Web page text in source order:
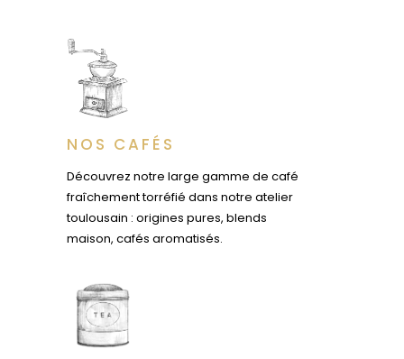
NOS CAFÉS
Découvrez notre large gamme de café
fraîchement torréfié dans notre atelier
toulousain : origines pures, blends
maison, cafés aromatisés.